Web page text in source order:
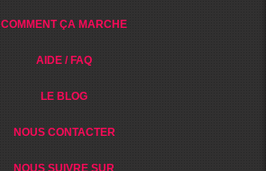
COMMENT ÇA MARCHE
AIDE / FAQ
LE BLOG
NOUS CONTACTER